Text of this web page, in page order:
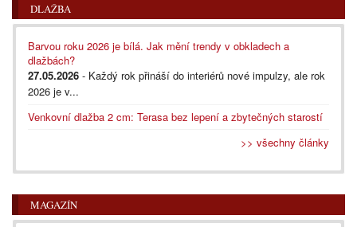
DLAŽBA
Barvou roku 2026 je bílá. Jak mění trendy v obkladech a
dlažbách?
27.05.2026 - Každý rok přináší do interiérů nové impulzy, ale rok
2026 je v...
Venkovní dlažba 2 cm: Terasa bez lepení a zbytečných starostí
>> všechny články
MAGAZÍN